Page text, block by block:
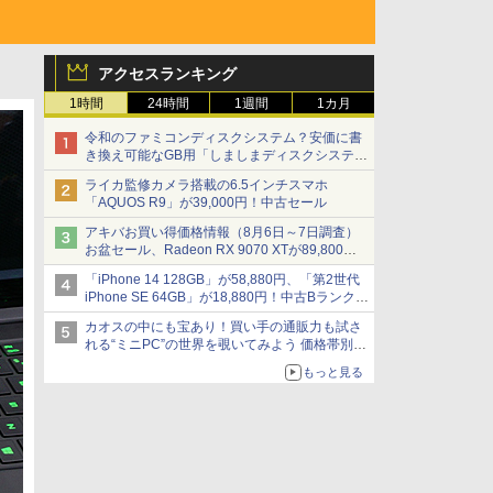
アクセスランキング
1時間 24時間 1週間 1カ月
令和のファミコンディスクシステム？安価に書
き換え可能なGB用「しましまディスクシステ
ム」
ライカ監修カメラ搭載の6.5インチスマホ
「AQUOS R9」が39,000円！中古セール
アキバお買い得価格情報（8月6日～7日調査）
お盆セール、Radeon RX 9070 XTが89,800
円、水平周波数24.8kHz対応の17型モニターが
9,801円、暑さ指数連動セール ほか
「iPhone 14 128GB」が58,880円、「第2世代
iPhone SE 64GB」が18,880円！中古Bランク品
セール
カオスの中にも宝あり！買い手の通販力も試さ
れる“ミニPC”の世界を覗いてみよう 価格帯別に
仕様や特徴を整理、11製品をピックアップ text
もっと見る